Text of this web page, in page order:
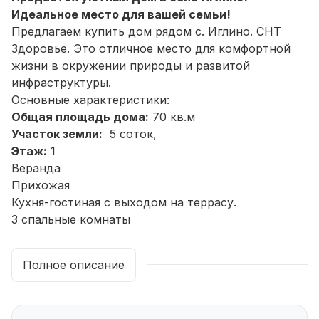
Идеальное место для вашей семьи!
Предлагаем купить дом рядом с. Иглино. СНТ
Здоровье. Это отличное место для комфортной
жизни в окружении природы и развитой
инфраструктуры.
Основные характеристики:
Общая площадь дома: 70 кв.м
Участок земли: 5 соток,
Этаж: 1
Веранда
Прихожая
Кухня-гостиная с выходом на террасу.
3 спальные комнаты
Чистовая отделка,
Высота потолков:2,8 м
Участок правильной формы.
Полное описание